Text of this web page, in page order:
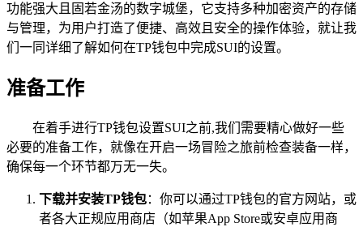
功能强大且固若金汤的数字城堡，它支持多种加密资产的存储
与管理，为用户打造了便捷、高效且安全的操作体验，就让我
们一同详细了解如何在TP钱包中完成SUI的设置。
准备工作
在着手进行TP钱包设置SUI之前,我们需要精心做好一些
必要的准备工作，就像在开启一场冒险之旅前检查装备一样，
确保每一个环节都万无一失。
下载并安装TP钱包：你可以通过TP钱包的官方网站，或
者各大正规应用商店（如苹果App Store或安卓应用商